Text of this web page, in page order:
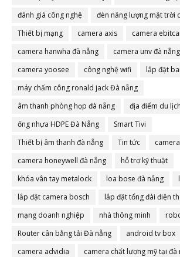
đánh giá công nghệ
đèn năng lượng mặt trời
Thiết bị mạng
camera axis
camera
camera hanwha đà nẵng
camera unv đà nẵng
camera yoosee
công nghệ wifi
lắp đặt
máy chấm công ronald jack Đà nẵng
âm thanh phòng họp đà nẵng
địa điểm du
ống nhựa HDPE Đà Nẵng
Smart Tivi
Thiết bị âm thanh đà nẵng
Tin tức
camera honeywell đà nẵng
hỗ trợ kỹ thuật
khóa vân tay metalock
loa bose đà nẵng
lắp đặt camera bosch
lắp đặt tổng đài điện
mạng doanh nghiệp
nhà thông minh
Router cân bằng tải Đà nẵng
android tv box
camera advidia
camera chất lượng mỹ tại đà